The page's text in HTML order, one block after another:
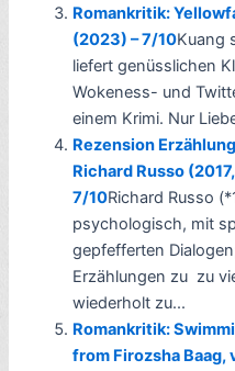
Romankritik:
(2023) – 7/10Kuang
liefert genüsslichen
Wokeness- und
einem Krimi. Nur
Rezension
Richard Russo
7/10Richard Russo
psychologisch, mit
gepfefferten
Erzählungen zu zu
wiederholt zu...
Romankritik:
from Firozsha